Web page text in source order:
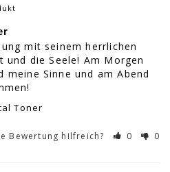
mit seinem herrlichen
die Seele! Am Morgen
Sinne und am Abend
Toner
Bewertung hilfreich? 0 0